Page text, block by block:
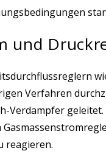
und
Verfahren
Verdampfer
reagieren.